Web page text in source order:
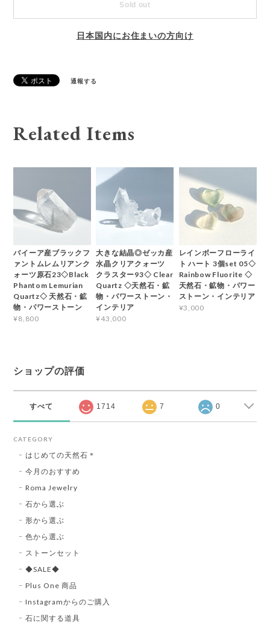
Sold out
日本国内にお住まいの方向け
通報する
Related Items
バイーア産ブラックフ
ァントムレムリアンク
ォーツ原石23◇Black
Phantom Lemurian
Quartz◇ 天然石・鉱
物・パワーストーン
¥8,800
大きな結晶◎ゼッカ産
水晶クリアクォーツ
クラスター93◇ Clear
Quartz ◇天然石・鉱
物・パワーストーン・
インテリア
¥43,000
レインボーフローライ
ト ハート 3個set 05◇
Rainbow Fluorite ◇
天然石・鉱物・パワー
ストーン・インテリア
¥3,000
ショップの評価
すべて 1714 7 0
CATEGORY
はじめての天然石＊
今月のおすすめ
Roma Jewelry
石から選ぶ
形から選ぶ
色から選ぶ
ストーンセット
◆SALE◆
Plus One 商品
Instagramからのご購入
石に関する道具